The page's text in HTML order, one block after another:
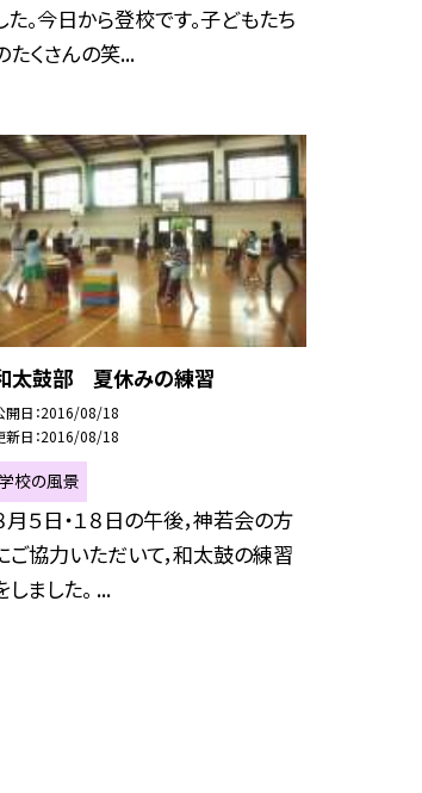
た。今日から登校です。子どもたち
たくさんの笑...
太鼓部 夏休みの練習
開日 2016/08/18
新日 2016/08/18
校の風景
月５日・１８日の午後，神若会の方
ご協力いただいて，和太鼓の練習
しました。 ...